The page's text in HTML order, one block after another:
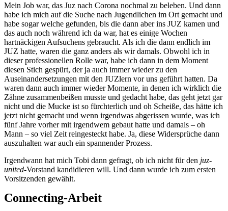
Mein Job war, das Juz nach Corona nochmal zu beleben. Und dann
habe ich mich auf die Suche nach Jugendlichen im Ort gemacht und
habe sogar welche gefunden, bis die dann aber ins JUZ kamen und
das auch noch während ich da war, hat es einige Wochen
hartnäckigen Aufsuchens gebraucht. Als ich die dann endlich im
JUZ hatte, waren die ganz anders als wir damals. Obwohl ich in
dieser professionellen Rolle war, habe ich dann in dem Moment
diesen Stich gespürt, der ja auch immer wieder zu den
Auseinandersetzungen mit den JUZlern vor uns geführt hatten. Da
waren dann auch immer wieder Momente, in denen ich wirklich die
Zähne zusammenbeißen musste und gedacht habe, das geht jetzt gar
nicht und die Mucke ist so fürchterlich und oh Scheiße, das hätte ich
jetzt nicht gemacht und wenn irgendwas abgerissen wurde, was ich
fünf Jahre vorher mit irgendwem gebaut hatte und damals – oh
Mann – so viel Zeit reingesteckt habe. Ja, diese Widersprüche dann
auszuhalten war auch ein spannender Prozess.
Irgendwann hat mich Tobi dann gefragt, ob ich nicht für den juz-
united-Vorstand kandidieren will. Und dann wurde ich zum ersten
Vorsitzenden gewählt.
Connecting-Arbeit